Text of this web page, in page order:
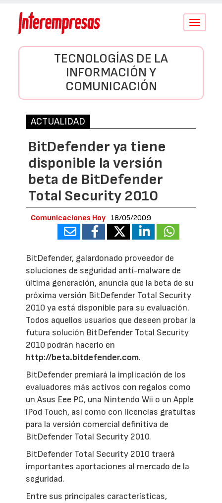
Conmutar
TECNOLOGÍAS DE LA
INFORMACIÓN Y
COMUNICACIÓN
ACTUALIDAD
BitDefender ya tiene
disponible la versión
beta de BitDefender
Total Security 2010
Comunicaciones Hoy 18/05/2009
BitDefender, galardonado proveedor de
soluciones de seguridad anti-malware de
última generación, anuncia que la beta de su
próxima versión BitDefender Total Security
2010 ya está disponible para su evaluación.
Todos aquellos usuarios que deseen probar la
futura solución BitDefender Total Security
2010 podrán hacerlo en
http://beta.bitdefender.com.
BitDefender premiará la implicación de los
evaluadores más activos con regalos como
un Asus Eee PC, una Nintendo Wii o un Apple
iPod Touch, así como con licencias gratuitas
para la versión comercial definitiva de
BitDefender Total Security 2010.
BitDefender Total Security 2010 traerá
importantes aportaciones al mercado de la
seguridad.
Entre sus principales características,